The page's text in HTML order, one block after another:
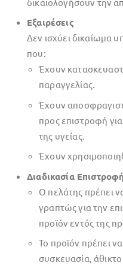
Εξαιρέσεις
Δεν ισχύει δικαίωμα
που:
Έχουν
παραγγελίας.
Έχουν
προς επιστροφή
της υγείας.
Έχουν
Διαδικασία
Ο πελάτης πρέπει
γραπτώς για την
προϊόν εντός της
Το προϊόν πρέπει
συσκευασία, άθικτο